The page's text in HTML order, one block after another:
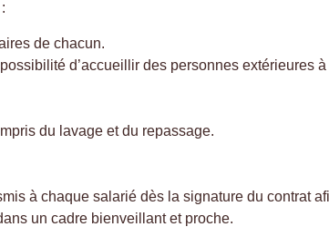
de chacun.
d’accueillir des personnes extérieures
du lavage et du repassage.
à chaque salarié dès la signature du contrat
un cadre bienveillant et proche.